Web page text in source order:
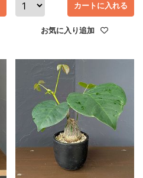
カートに入れる
お気に入り追加